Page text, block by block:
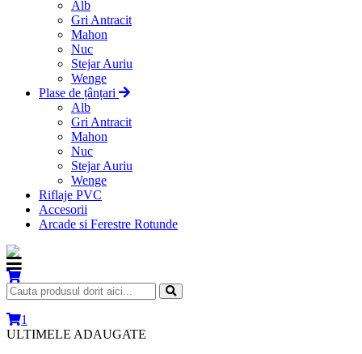
Alb
Gri Antracit
Mahon
Nuc
Stejar Auriu
Wenge
Plase de țânțari
Alb
Gri Antracit
Mahon
Nuc
Stejar Auriu
Wenge
Riflaje PVC
Accesorii
Arcade si Ferestre Rotunde
1
ULTIMELE ADAUGATE